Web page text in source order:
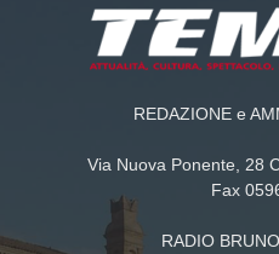
REDAZIONE e
Via Nuova Ponente, 28
Fax
RADIO